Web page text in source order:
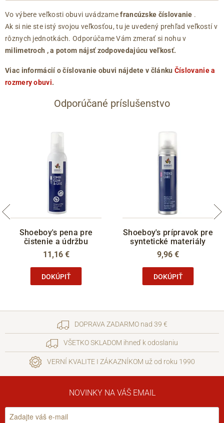
Vo výbere veľkosti obuvi uvádzamefrancúzske číslovanie .
Ak si nie ste istý svojou veľkosťou, tu je uvedený prehľad veľkostí v
rôznych jednotkách. Odporúčame Vám zmerať si nohu v
milimetroch , a potom nájsť zodpovedajúcu veľkosť.
Viac informácií o číslovanie obuvi nájdete v článku Číslovanie a
rozmery obuvi.
Odporúčané príslušenstvo
Shoeboy's pena pre
čistenie a údržbu
11,16 €
DOKÚPIŤ
Shoeboy's prípravok pre
syntetické materiály
9,96 €
DOKÚPIŤ
DOPRAVA ZADARMO nad 39 €
VŠETKO SKLADOM ihneď k odoslaniu
VERNÍ KVALITE I ZÁKAZNÍKOM už od roku 1990
NOVINKY NA VÁŠ EMAIL